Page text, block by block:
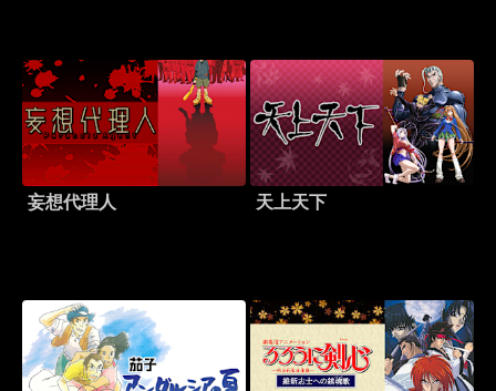
妄想代理人 天上天下